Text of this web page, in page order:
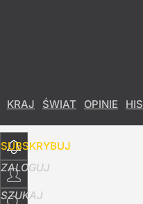
KRAJ ŚWIAT OPINIE
SUBSKRYBUJ
ZALOGUJ
SZUKAJ